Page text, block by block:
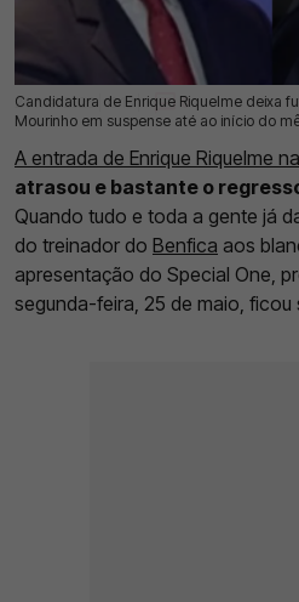
Candidatura de Enrique Riquelme deixa
Mourinho em suspense até ao início do
24 Mai 2026 | 10:18 | 0
A entrada de Enrique Riquelme
atrasou e bastante o
Quando tudo e toda a gente já
do treinador do Benfica aos
apresentação do Special One,
segunda-feira, 25 de maio, ficou